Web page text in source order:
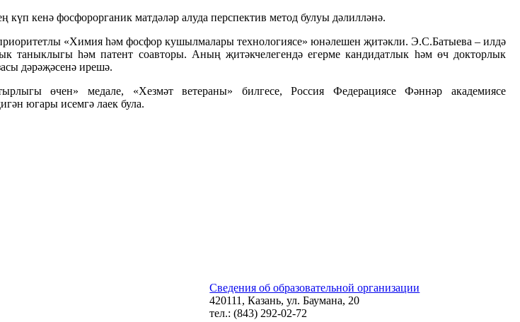
кенә фосфорорганик матдәләр алуда перспектив метод булуы дәлилләнә.
«Химия һәм фосфор кушылмалары технологиясе» юнәлешен җитәкли. Э.С.Батыева – илдә
таныклыгы һәм патент соавторы. Аның җитәкчелегендә егерме кандидатлык һәм өч докторлык
дәрәҗәсенә ирешә.
өчен» медале, «Хезмәт ветераны» билгесе, Россия Федерациясе Фәннәр академиясе
югары исемгә лаек була.
Сведения об образовательной организации
420111, Казань, ул. Баумана, 20
тел.: (843) 292-02-72